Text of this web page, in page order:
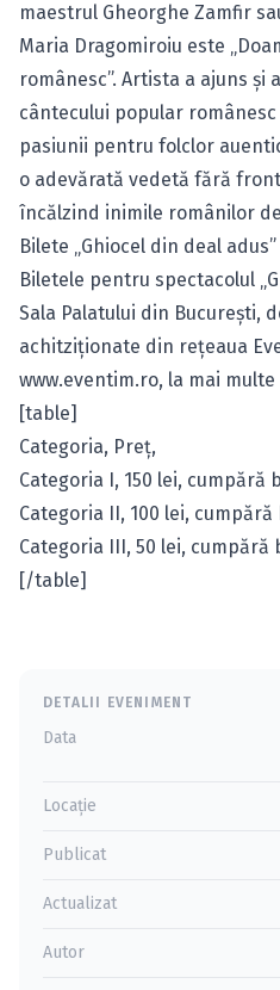
maestrul Gheorghe Zamfir
Maria Dragomiroiu este
românesc”. Artista a ajuns
cântecului popular
pasiunii pentru folclor
o adevărată vedetă fără
încălzind inimile românilor
Bilete „Ghiocel din deal
Biletele pentru spectacolul
Sala Palatului din Bucureşti,
achitziţionate din reţeaua
www.eventim.ro, la mai
[table]
Categoria, Preţ,
Categoria I, 150 lei, cumpără
Categoria II, 100 lei, cumpără
Categoria III, 50 lei, cumpără
[/table]
DETALII EVENIMENT
Data
Locație
Publicat
Actualizat
Autor